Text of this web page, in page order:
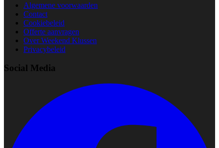
Algemene voorwaarden
Contact
Cookiebeleid
Offerte aanvragen
Over Weekend Klussen
Privacybeleid
Social Media